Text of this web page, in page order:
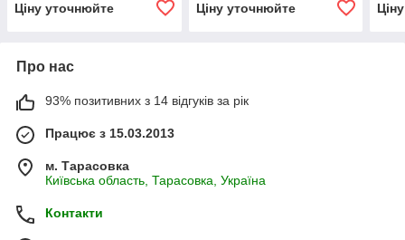
Ціну уточнюйте
Ціну уточнюйте
Про нас
93% позитивних з 14 відгуків за рік
Працює з 15.03.2013
м. Тарасовка
Київська область, Тарасовка, Україна
Контакти